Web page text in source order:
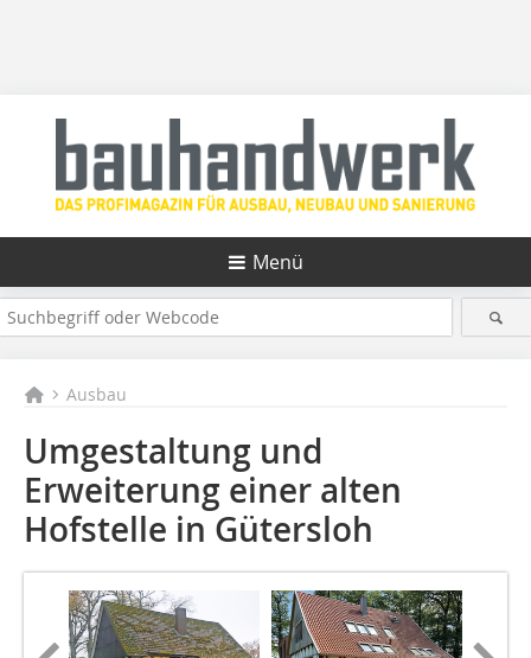
Menü
Ausbau
Umgestaltung und
Erweiterung einer alten
Hofstelle in Gütersloh